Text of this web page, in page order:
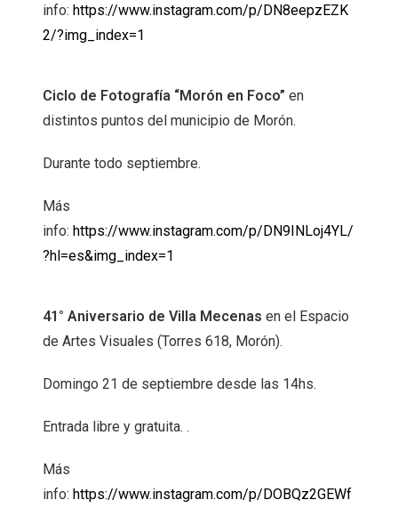
info: https://www.instagram.com/p/DN8eepzEZK
2/?img_index=1
Ciclo de Fotografía “Morón en Foco” en
distintos puntos del municipio de Morón.
Durante todo septiembre.
Más
info: https://www.instagram.com/p/DN9INLoj4YL/
?hl=es&img_index=1
41° Aniversario de Villa Mecenas en el Espacio
de Artes Visuales (Torres 618, Morón).
Domingo 21 de septiembre desde las 14hs.
Entrada libre y gratuita. .
Más
info: https://www.instagram.com/p/DOBQz2GEWf